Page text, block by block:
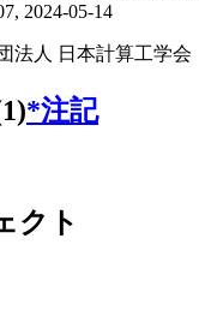
2024-05-14
法人 日本計算工学会
*注記
クト